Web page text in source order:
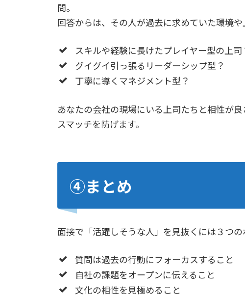
問。
回答からは、その人が過去に求めていた環境や
スキルや経験に長けたプレイヤー型の上司
グイグイ引っ張るリーダーシップ型？
丁寧に導くマネジメント型？
あなたの会社の現場にいる上司たちと相性が
スマッチを防げます。
④まとめ
面接で「活躍しそうな人」を見抜くには３つの
質問は過去の行動にフォーカスすること
自社の課題をオープンに伝えること
文化の相性を見極めること